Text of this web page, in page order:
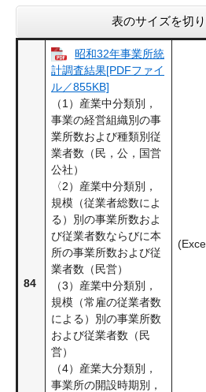
表のサイズを切
84
昭和32年事業所統
計調査結果[PDFファイ
ル／855KB]
（1）産業中分類別，
事業の経営組織別の事
業所数および種類別従
業者数（民，公，国営
公社）
〈2）産業中分類別，
規模（従業者総数によ
る）別の事業所数およ
び従業者数ならびに本
所の事業所数および従
業者数（民営）
（3）産業中分類別，
規模（常雇の従業者数
による）別の事業所数
および従業者数（民
営）
（4）産業大分類別，
事業所の開設時期別，